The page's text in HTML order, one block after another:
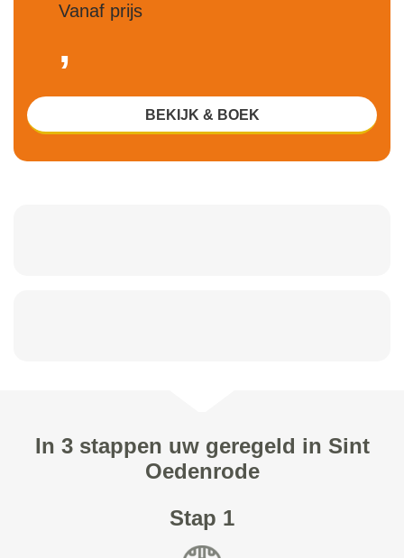
Vanaf prijs
,
BEKIJK & BOEK
In 3 stappen uw geregeld in Sint
Oedenrode
Stap 1